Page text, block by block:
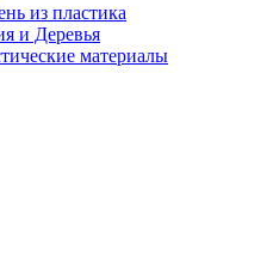
из пластика
и Деревья
материалы